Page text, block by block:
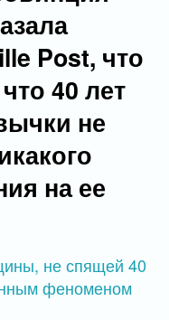
Post, что
40 лет
не
на ее